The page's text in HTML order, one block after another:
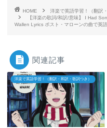
HOME
洋楽で英語学習！（翻訳
【洋楽の歌詞/和訳/意味】 I Had
Wallen Lyrics ポスト・マローンの曲で英
関連記事
洋楽で英語学習！（翻訳・和訳・歌詞つき）